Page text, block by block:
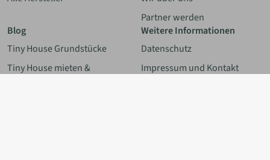
Zurücksetzen Ergebnisse anzeigen
Partner werden
Blog
Tiny House Grundstücke
Tiny House mieten &
Weitere Informationen
Datenschutz
Impressum und Kontakt